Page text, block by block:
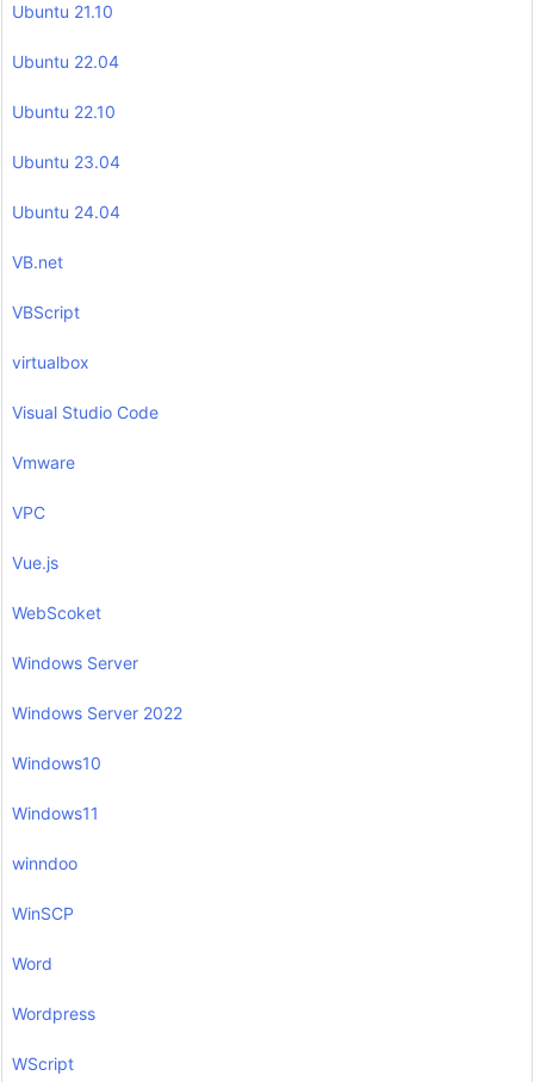
Ubuntu 21.10
Ubuntu 22.04
Ubuntu 22.10
Ubuntu 23.04
Ubuntu 24.04
VB.net
VBScript
virtualbox
Visual Studio Code
Vmware
VPC
Vue.js
WebScoket
Windows Server
Windows Server 2022
Windows10
Windows11
winndoo
WinSCP
Word
Wordpress
WScript